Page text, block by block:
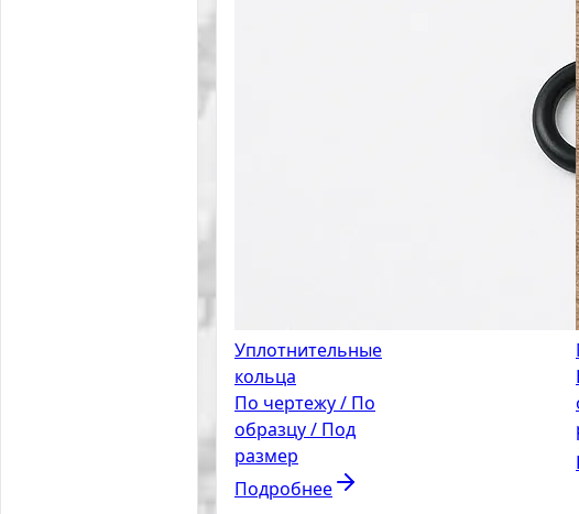
Уплотнительные
кольца
По чертежу / По
образцу / Под
размер
Подробнее